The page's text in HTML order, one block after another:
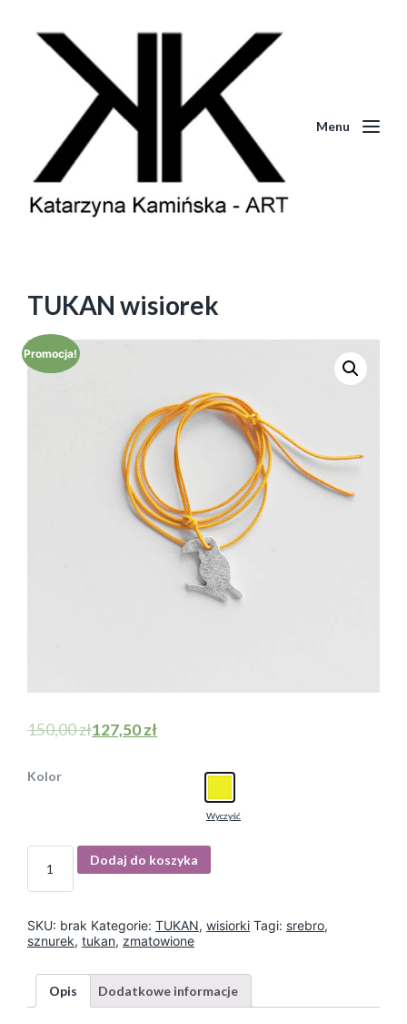
Menu
TUKAN wisiorek
Promocja!
150,00zł127,50zł
Kolor
Wyczyść
I
ś
Dodaj do koszyka
SKU: brak Kategorie: TUKAN, wisiorki Tagi: srebro,
sznurek, tukan, zmatowione
Opis Dodatkowe informacje